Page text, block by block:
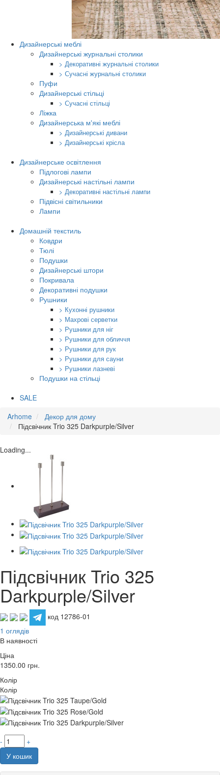
Дизайнерські меблі
Дизайнерські журнальні столики
> Декоративні журнальні столики
> Сучасні журнальні столики
Пуфи
Дизайнерські стільці
> Сучасні стільці
Ліжка
Дизайнерська м'які меблі
> Дизайнерські дивани
> Дизайнерські крісла
Дизайнерське освітлення
Підлогові лампи
Дизайнерські настільні лампи
> Декоративні настільні лампи
Підвісні світильники
Лампи
Домашній текстиль
Ковдри
Тюлі
Подушки
Дизайнерські штори
Покривала
Декоративні подушки
Рушники
> Кухонні рушники
> Махрові серветки
> Рушники для ніг
> Рушники для обличчя
> Рушники для рук
> Рушники для сауни
> Рушники лазневі
Подушки на стільці
SALE
Arhome
Декор для дому
Підсвічник Trio 325 Darkpurple/Silver
Loading...
Підсвічник Trio 325
Darkpurple/Silver
код 12786-01
1 оглядів
В наявності
Ціна
1350.00 грн.
Колір
Колір
-
+
У кошик